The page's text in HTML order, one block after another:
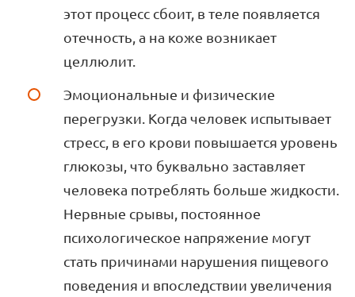
этот процесс сбоит, в теле появляется
отечность, а на коже возникает
целлюлит.
Эмоциональные и физические
перегрузки. Когда человек испытывает
стресс, в его крови повышается уровень
глюкозы, что буквально заставляет
человека потреблять больше жидкости.
Нервные срывы, постоянное
психологическое напряжение могут
стать причинами нарушения пищевого
поведения и впоследствии увеличения